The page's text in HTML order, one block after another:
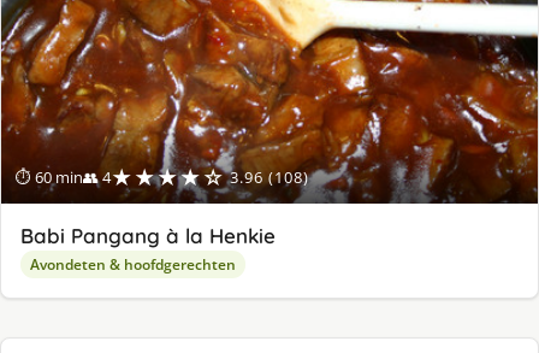
⏱ 60 min👥 4★★★★☆ 3.96 (108)
Babi Pangang à la Henkie
Avondeten & hoofdgerechten